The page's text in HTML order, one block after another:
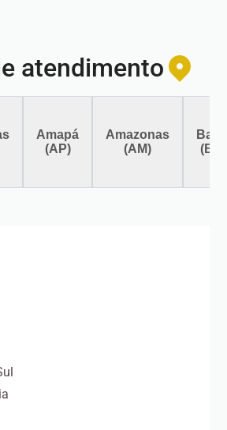
atendimento
Amapá
(AP)
Amazonas
(AM)
(BA)